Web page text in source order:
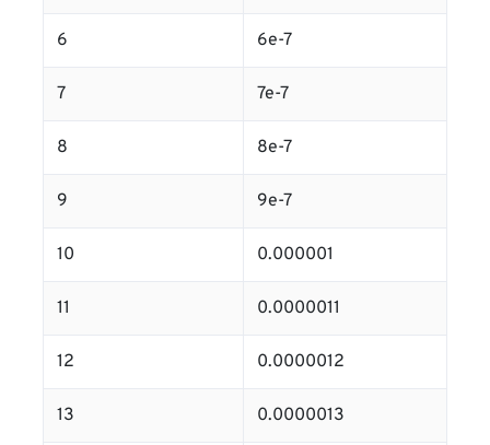
6 6e-7
7 7e-7
8 8e-7
9 9e-7
10 0.000001
11 0.0000011
12 0.0000012
13 0.0000013